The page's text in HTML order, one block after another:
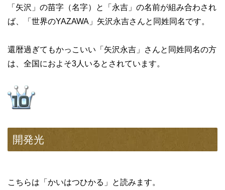
「矢沢」の苗字（名字）と「永吉」の名前が組み合わされ
ば、「世界のYAZAWA」矢沢永吉さんと同姓同名です。
還暦過ぎてもかっこいい「矢沢永吉」さんと同姓同名の方
は、全国におよそ3人いるとされています。
開発光
こちらは「かいはつひかる」と読みます。